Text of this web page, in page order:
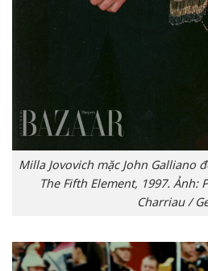
Milla Jovovich mặc John Galliano
The Fifth Element, 1997. Ảnh:
Charriau /